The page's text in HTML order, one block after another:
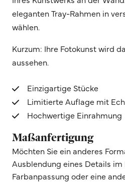
eleganten Tray-Rahmen in
wählen.
Kurzum: Ihre Fotokunst wird
aussehen.
Einzigartige Stücke
Limitierte Auflage mit
Hochwertige Einrahmung
Maßanfertigung
Möchten Sie ein anderes
Ausblendung eines Details im
Farbanpassung oder eine